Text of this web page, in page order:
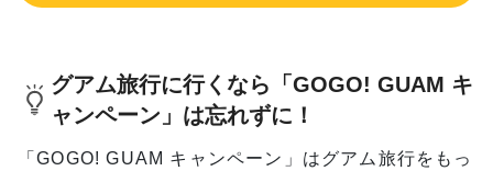
グアム旅行に行くなら「GOGO! GUAM キ
ャンペーン」は忘れずに！
「GOGO! GUAM キャンペーン」はグアム旅行をもっ